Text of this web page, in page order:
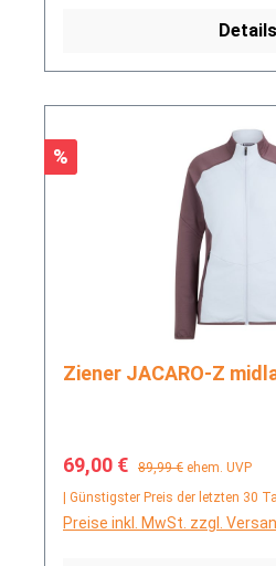
Details
Rabatt
%
Ziener JACARO-Z
Verkaufspreis:
69,00 € Regulärer Preis:
89,99 € ehem. UVP
| Günstigster Preis der letzten 30
Preise inkl. MwSt. zzgl.